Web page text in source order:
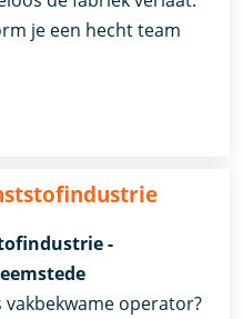
je een hecht team
-
vakbekwame operator?